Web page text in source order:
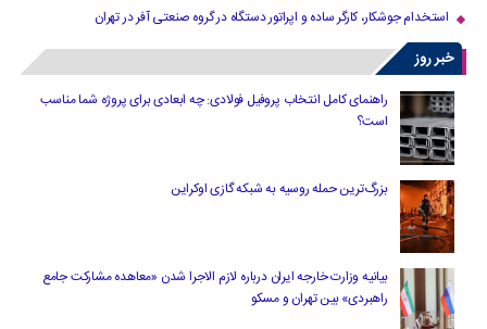
استخدام جوشکار، کارگر ساده و اپراتور دستگاه در گروه صنعتی آفر در تهران
خبر روز
راهنمای کامل انتخاب پروفیل فولادی: چه ابعادی برای پروژه شما مناسب
است؟
بزرگ‌ترین حمله روسیه به شبکه گازی اوکراین
بیانیه وزارت خارجه ایران درباره لازم‌ الاجرا شدن «معاهده مشارکت جامع
راهبردی» بین تهران و مسکو